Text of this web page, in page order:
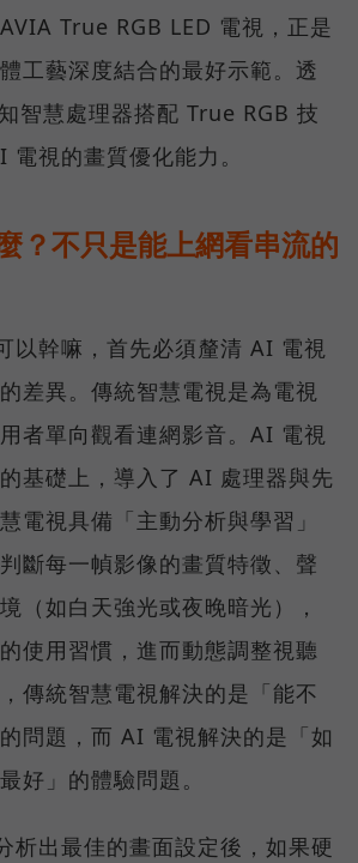
True RGB LED 電視，正是
工藝深度結合的最好示範。透
智慧處理器搭配 True RGB 技
視的畫質優化能力。
？不只是能上網看串流的
以幹嘛，首先必須釐清 AI 電視
差異。傳統智慧電視是為電視
者單向觀看連網影音。AI 電視
基礎上，導入了 AI 處理器與先
電視具備「主動分析與學習」
斷每一幀影像的畫質特徵、聲
（如白天強光或夜晚暗光），
使用習慣，進而動態調整視聽
傳統智慧電視解決的是「能不
問題，而 AI 電視解決的是「如
好」的體驗問題。
析出最佳的畫面設定後，如果硬